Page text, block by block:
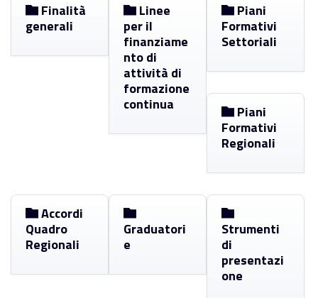
Finalità
generali
Linee
per il
finanziame
nto di
attività di
formazione
continua
Piani
Formativi
Settoriali
Piani
Formativi
Regionali
Accordi
Quadro
Regionali
Graduatori
e
Strumenti
di
presentazi
one